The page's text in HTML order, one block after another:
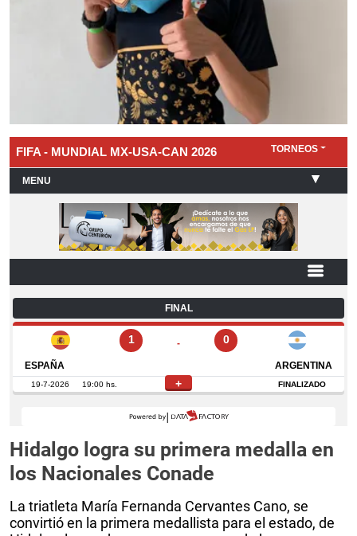
Hidalgo logra su primera medalla en
los Nacionales Conade
La triatleta María Fernanda Cervantes Cano, se
convirtió en la primera medallista para el estado, de